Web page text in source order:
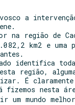
a
na região de
km2 e uma
identifica
região,
É
fizemos nesta
um mundo